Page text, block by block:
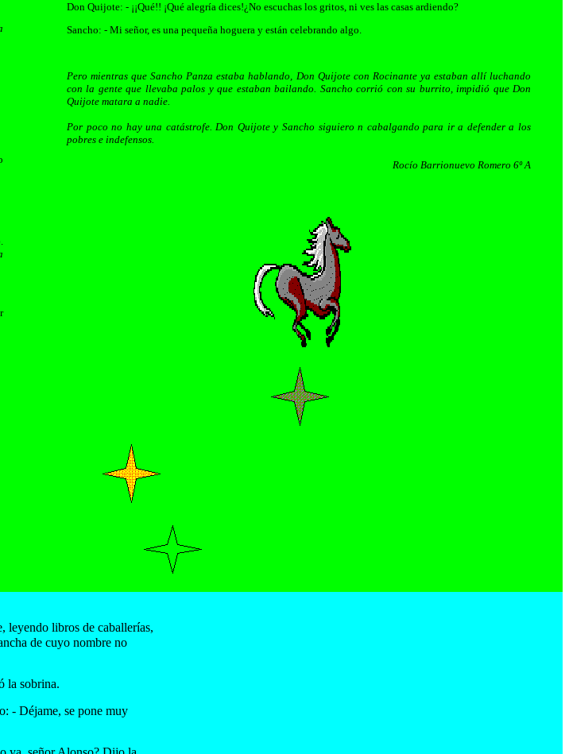
.
Don Quijote: - ¡¡Qué!! ¡Qué alegría dices!¿No escuchas los gritos, ni ves las casas ardiendo?
Sancho: - Mi señor, es una pequeña hoguera y están celebrando algo.
Pero mientras que Sancho Panza estaba hablando, Don Quijote con Rocinante ya estaban allí luchando
con la gente que llevaba palos y que estaban bailando. Sancho corrió con su burrito, impidió que Don
Quijote matara a nadie.
Por poco no hay una catástrofe. Don Quijote y Sancho siguiero n cabalgando para ir a defender a los
pobres e indefensos.
Rocío Barrionuevo Romero 6º A
leyendo libros de caballerías,
de cuyo nombre no
la sobrina.
- Déjame, se pone muy